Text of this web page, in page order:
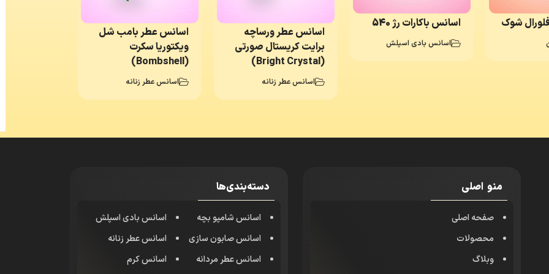
اسانس باکارات رژ 540
اسانس بادی اسپلش
شوک
اسانس عطر بامب شل
ویکتوریا سکرت
(Bombshell)
اسانس عطر زنانه
اسانس عطر ورساچه
برایت کریستال صورتی
(Bright Crystal)
اسانس عطر زنانه
منو اصلی
صفحه اصلی
محصولات
وبلاگ
دسته‌بندی‌ها
اسانس شامپو بچه
اسانس بادی اسپلش
اسانس صابون سازی
اسانس عطر زنانه
اسانس عطر مردانه
اسانس کرم